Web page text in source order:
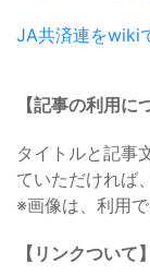
JA共済連をwiki
【記事の利用に
タイトルと記事
ていただければ
※画像は、利用
【リンクついて】